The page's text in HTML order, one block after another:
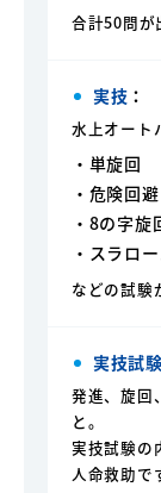
合計50問が
実技 ：
水上オート
・単旋回
・危険回避
・8の字旋
・スラロ
などの試験
実技試
発進、旋回
と。
実技試験
人命救助で